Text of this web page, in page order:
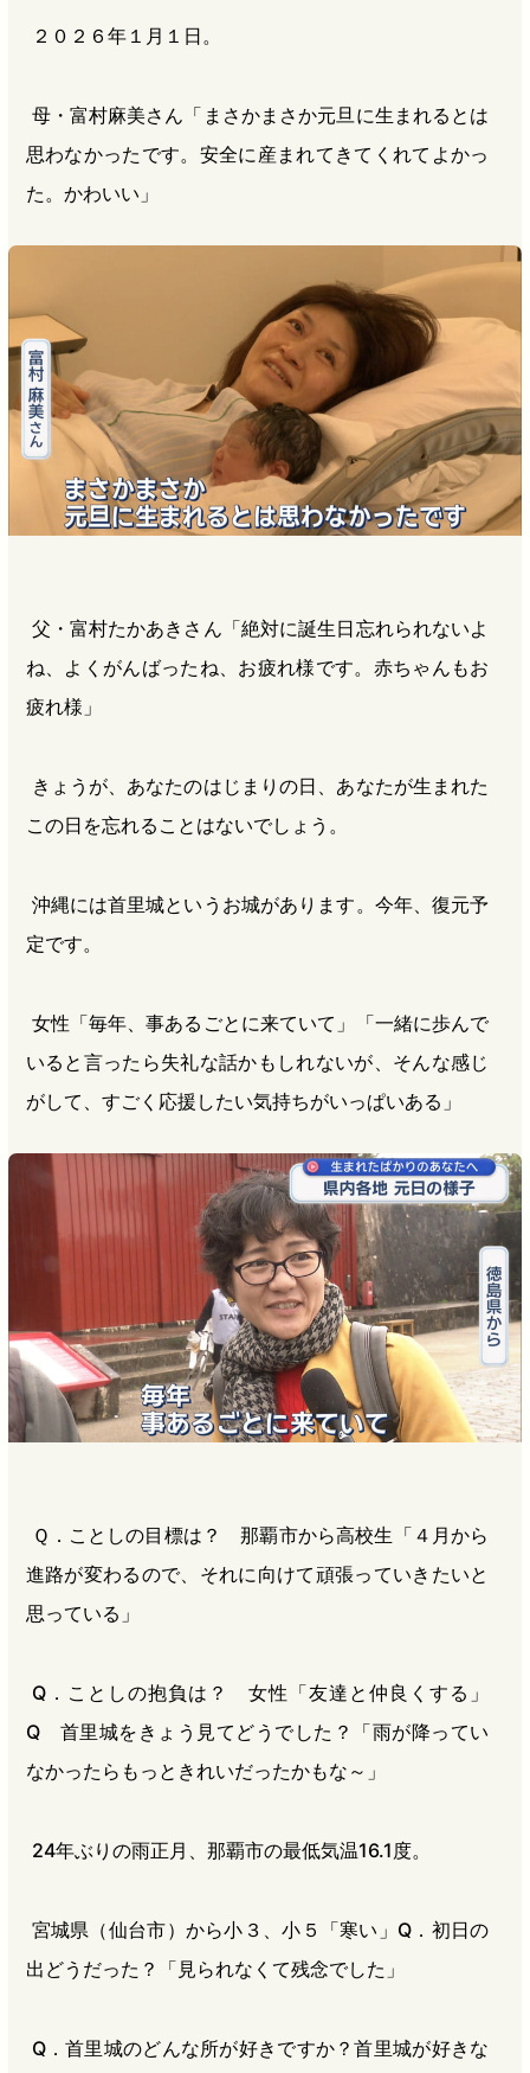
２０２６年１月１日。
母・富村麻美さん「まさかまさか元旦に生まれるとは
思わなかったです。安全に産まれてきてくれてよかっ
た。かわいい」
父・富村たかあきさん「絶対に誕生日忘れられないよ
ね、よくがんばったね、お疲れ様です。赤ちゃんもお
疲れ様」
きょうが、あなたのはじまりの日、あなたが生まれた
この日を忘れることはないでしょう。
沖縄には首里城というお城があります。今年、復元予
定です。
女性「毎年、事あるごとに来ていて」「一緒に歩んで
いると言ったら失礼な話かもしれないが、そんな感じ
がして、すごく応援したい気持ちがいっぱいある」
Ｑ．ことしの目標は？ 那覇市から高校生「４月から
進路が変わるので、それに向けて頑張っていきたいと
思っている」
Q．ことしの抱負は？ 女性「友達と仲良くする」
Q 首里城をきょう見てどうでした？「雨が降ってい
なかったらもっときれいだったかもな～」
24年ぶりの雨正月、那覇市の最低気温16.1度。
宮城県（仙台市）から小３、小５「寒い」Q．初日の
出どうだった？「見られなくて残念でした」
Q．首里城のどんな所が好きですか？首里城が好きな